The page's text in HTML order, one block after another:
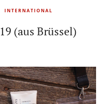
INTERNATIONAL
(aus Brüssel)